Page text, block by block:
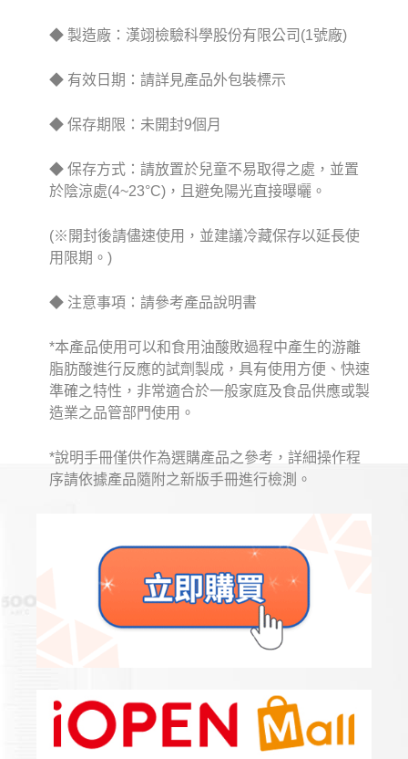
◆ 製造廠：漢翊檢驗科學股份有限公司(1號廠)
◆ 有效日期：請詳見產品外包裝標示
◆ 保存期限：未開封9個月
◆ 保存方式：請放置於兒童不易取得之處，並置
於陰涼處(4~23°C)，且避免陽光直接曝曬。
(※開封後請儘速使用，並建議冷藏保存以延長使
用限期。)
◆ 注意事項：請參考產品說明書
*本產品使用可以和食用油酸敗過程中產生的游離
脂肪酸進行反應的試劑製成，具有使用方便、快速
準確之特性，非常適合於一般家庭及食品供應或製
造業之品管部門使用。
*說明手冊僅供作為選購產品之參考，詳細操作程
序請依據產品隨附之新版手冊進行檢測。